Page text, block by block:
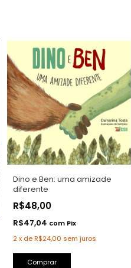
Dino e Ben: uma amizade
diferente
R$48,00
R$47,04 com Pix
2x deR$24,00 sem juros
Comprar